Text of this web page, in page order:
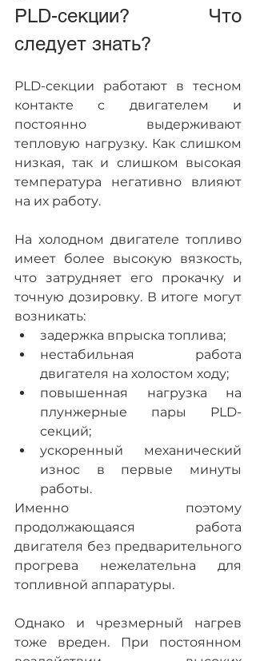
PLD-секции? Что
следует знать?
PLD-секции работают в тесном
контакте с двигателем и
постоянно выдерживают
тепловую нагрузку. Как слишком
низкая, так и слишком высокая
температура негативно влияют
на их работу.
На холодном двигателе топливо
имеет более высокую вязкость,
что затрудняет его прокачку и
точную дозировку. В итоге могут
возникать:
задержка впрыска топлива;
нестабильная работа
двигателя на холостом ходу;
повышенная нагрузка на
плунжерные пары PLD-
секций;
ускоренный механический
износ в первые минуты
работы.
Именно поэтому
продолжающаяся работа
двигателя без предварительного
прогрева нежелательна для
топливной аппаратуры.
Однако и чрезмерный нагрев
тоже вреден. При постоянном